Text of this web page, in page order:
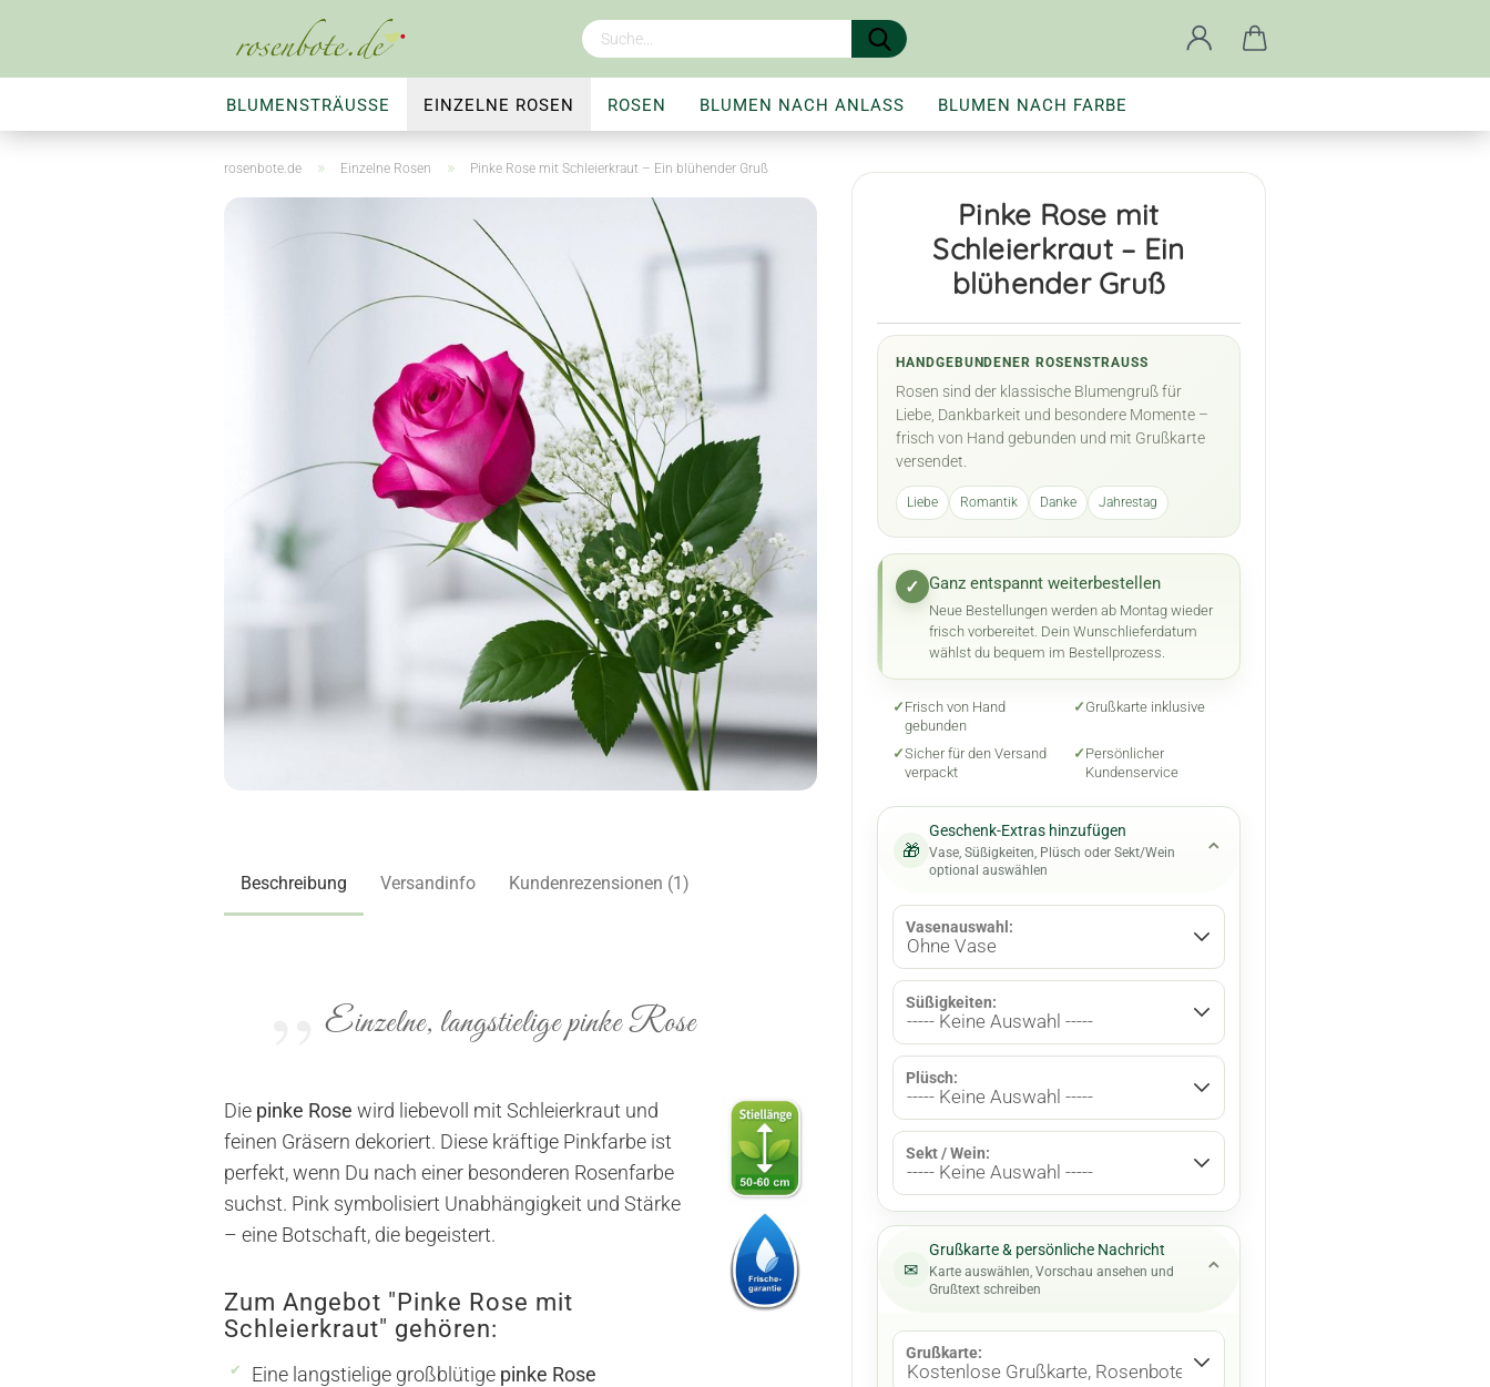
BLUMENSTRÄUSSE EINZELNE ROSEN ROSEN BLUMEN NACH ANLASS BLUMEN NACH FARBE
ZIMMERPFLANZEN BLUMENSORTEN RATGEBER BLUMENLEXIKON
rosenbote.de » Einzelne Rosen » Pinke Rose mit Schleierkraut – Ein blühender Gruß
Pinke Rose mit
Schleierkraut – Ein
blühender Gruß
HANDGEBUNDENER ROSENSTRAUSS
Rosen sind der klassische Blumengruß für
Liebe, Dankbarkeit und besondere Momente –
frisch von Hand gebunden und mit Grußkarte
versendet.
Liebe Romantik Danke Jahrestag
✓ Ganz entspannt weiterbestellen
Neue Bestellungen werden ab Montag wieder
frisch vorbereitet. Dein Wunschlieferdatum
wählst du bequem im Bestellprozess.
✓ Frisch von Hand
gebunden
✓ Grußkarte inklusive
✓Sicher für den Versand
verpackt
✓ Persönlicher
Kundenservice
🎁
Geschenk-Extras hinzufügen
Vase, Süßigkeiten, Plüsch oder Sekt/Wein
optional auswählen
⌄
Vasenauswahl:
Süßigkeiten:
Plüsch:
Sekt / Wein:
✉
Grußkarte & persönliche Nachricht
Karte auswählen, Vorschau ansehen und
Grußtext schreiben
⌄
Grußkarte:
Beschreibung Versandinfo Kundenrezensionen (1)
Einzelne, langstielige pinke Rose
Die pinke Rose wird liebevoll mit Schleierkraut und
feinen Gräsern dekoriert. Diese kräftige Pinkfarbe ist
perfekt, wenn Du nach einer besonderen Rosenfarbe
suchst. Pink symbolisiert Unabhängigkeit und Stärke
– eine Botschaft, die begeistert.
Zum Angebot "Pinke Rose mit
Schleierkraut" gehören:
Eine langstielige großblütige pinke Rose